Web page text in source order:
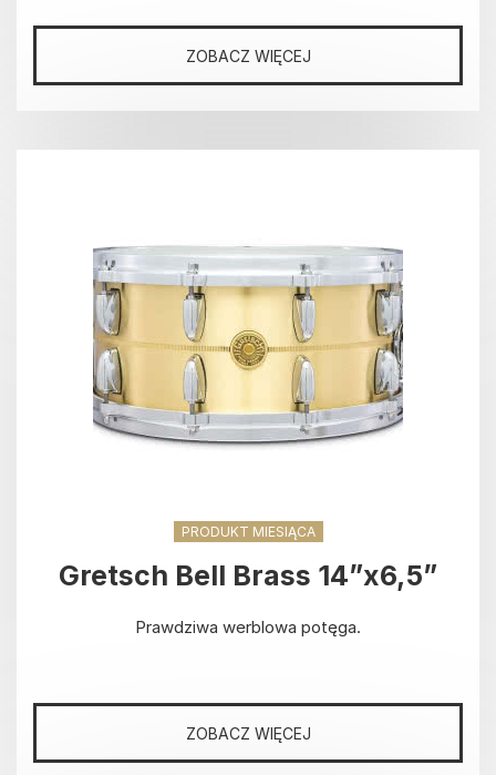
ZOBACZ WIĘCEJ
PRODUKT MIESIĄCA
Gretsch Bell Brass 14”x6,5”
Prawdziwa werblowa potęga.
ZOBACZ WIĘCEJ